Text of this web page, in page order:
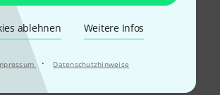
ablehnen Weitere Infos
· Datenschutzhinweise
Back-Garantie
Fachexperten